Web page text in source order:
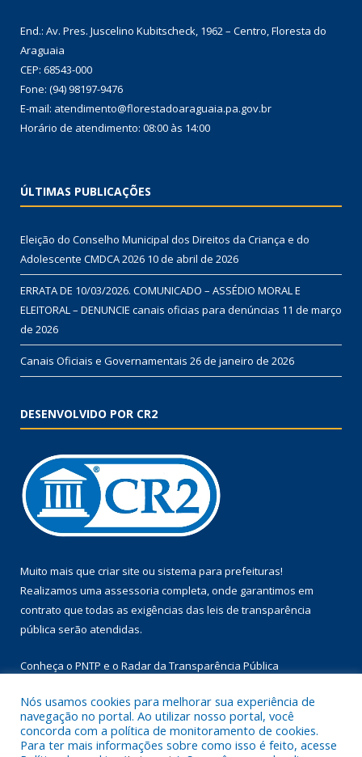
End.: Av. Pres. Juscelino Kubitscheck, 1962 – Centro, Floresta do
Araguaia
CEP: 68543-000
Fone: (94) 98197-9476
E-mail: atendimento@florestadoaraguaia.pa.gov.br
Horário de atendimento: 08:00 às 14:00
ÚLTIMAS PUBLICAÇÕES
Eleição do Conselho Municipal dos Direitos da Criança e do
Adolescente CMDCA 2026 10 de abril de 2026
ERRATA DE 10/03/2026. COMUNICADO – ASSÉDIO MORAL E
ELEITORAL – DENUNCIE canais oficias para denúncias 11 de março
de 2026
Canais Oficiais e Governamentais 26 de janeiro de 2026
DESENVOLVIDO POR CR2
Muito mais que criar site ou sistema para prefeituras!
Realizamos uma assessoria completa, onde garantimos em
contrato que todas as exigências das leis de transparência
pública serão atendidas.
Conheça o PNTP e o Radar da Transparência Pública
Todos os direitos reservados a Prefeitura Municipal de Floresta
Nós usamos cookies para melhorar sua experiência de
navegação no portal. Ao utilizar nosso portal, você
concorda com a política de monitoramento de cookies.
Para ter mais informações sobre como isso é feito, acesse